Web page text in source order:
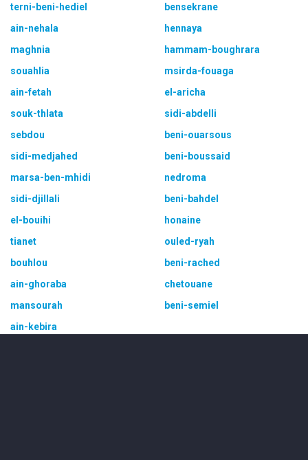
terni-beni-hediel
bensekrane
ain-nehala
hennaya
maghnia
hammam-boughrara
souahlia
msirda-fouaga
ain-fetah
el-aricha
souk-thlata
sidi-abdelli
sebdou
beni-ouarsous
sidi-medjahed
beni-boussaid
marsa-ben-mhidi
nedroma
sidi-djillali
beni-bahdel
el-bouihi
honaine
tianet
ouled-ryah
bouhlou
beni-rached
ain-ghoraba
chetouane
mansourah
beni-semiel
ain-kebira